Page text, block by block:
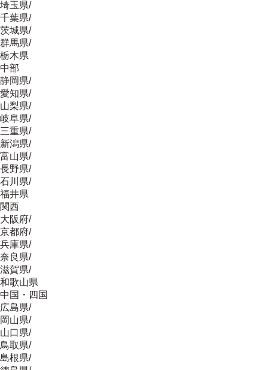
埼玉県/
千葉県/
茨城県/
群馬県/
栃木県
中部
静岡県/
愛知県/
山梨県/
岐阜県/
三重県/
新潟県/
富山県/
長野県/
石川県/
福井県
関西
大阪府/
京都府/
兵庫県/
奈良県/
滋賀県/
和歌山県
中国・四国
広島県/
岡山県/
山口県/
鳥取県/
島根県/